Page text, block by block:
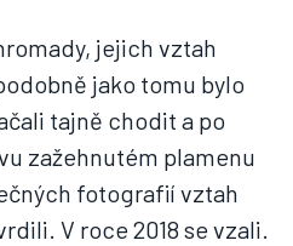
jejich vztah
jako tomu bylo
tajně chodit a po
zažehnutém plamenu
fotografií vztah
V roce 2018 se vzali.